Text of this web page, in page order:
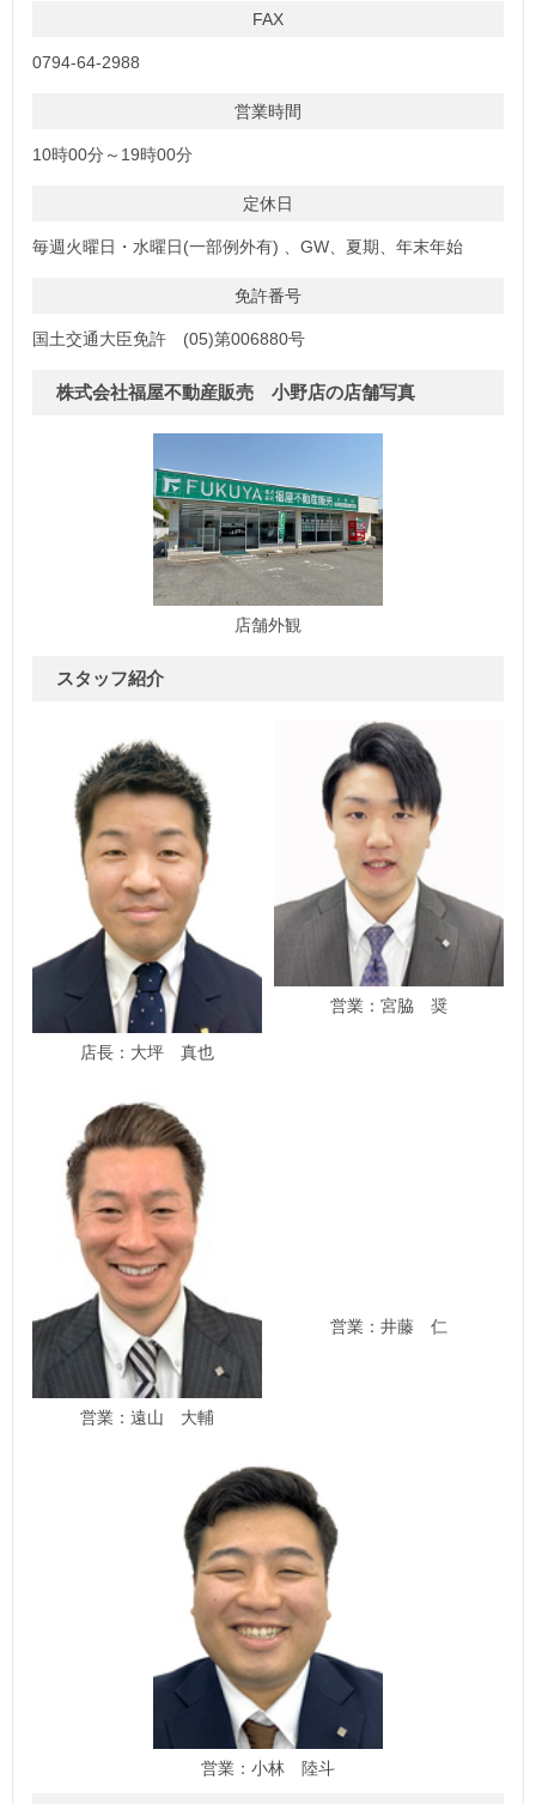
FAX
0794-64-2988
営業時間
10時00分～19時00分
定休日
毎週火曜日・水曜日(一部例外有) 、GW、夏期、年末年始
免許番号
国土交通大臣免許 (05)第006880号
株式会社福屋不動産販売 小野店の店舗写真
店舗外観
スタッフ紹介
店長：大坪 真也
営業：宮脇 奨
営業：遠山 大輔
営業：小林 陸斗